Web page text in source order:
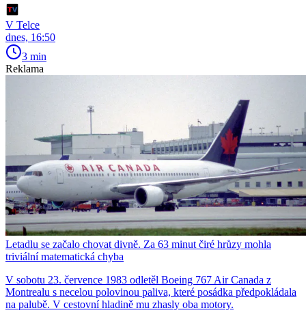
V Telce
dnes, 16:50
3 min
Reklama
Letadlu se začalo chovat divně. Za 63 minut čiré hrůzy mohla
triviální matematická chyba
V sobotu 23. července 1983 odletěl Boeing 767 Air Canada z
Montrealu s necelou polovinou paliva, které posádka předpokládala
na palubě. V cestovní hladině mu zhasly oba motory.